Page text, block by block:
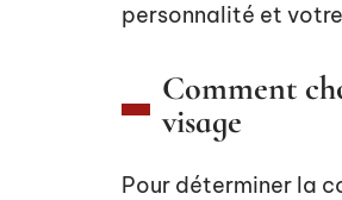
personnalité et
Comment
visage
Pour déterminer la